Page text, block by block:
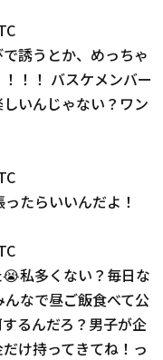
誘うとか、めっちゃ
！！ バスケメンバー
いんじゃない？ワン
たらいいんだよ！
私多くない？毎日な
なで昼ご飯食べて公
るんだろ？男子が企
け持ってきてね！っ